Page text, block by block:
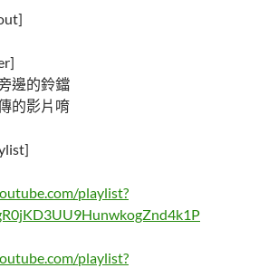
邊的鈴鐺
的影片唷
playlist?
playlist?